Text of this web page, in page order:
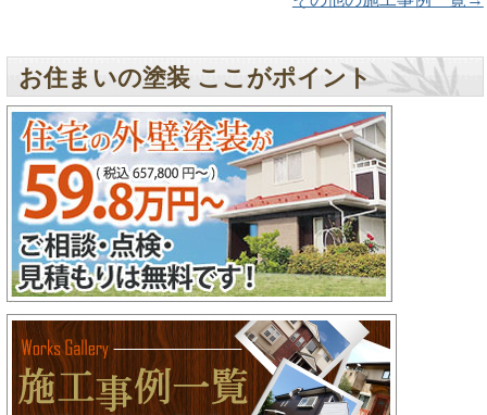
お住まいの塗装 ここがポイント